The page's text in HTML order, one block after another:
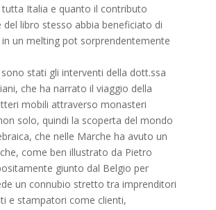
Italia e quanto il contributo
del libro stesso abbia beneficiato di
un melting pot sorprendentemente
stati gli interventi della dott.ssa
che ha narrato il viaggio della
mobili attraverso monasteri
solo, quindi la scoperta del mondo
che nelle Marche ha avuto un
come ben illustrato da Pietro
giunto dal Belgio per
un connubio stretto tra imprenditori
e stampatori come clienti,